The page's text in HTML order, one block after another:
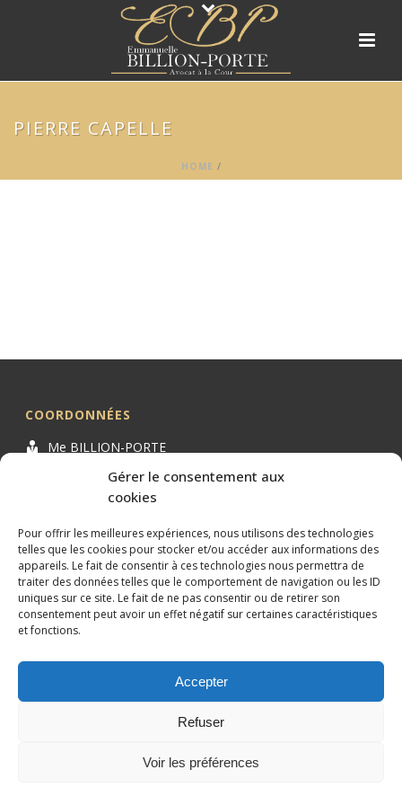
Gérer le consentement aux
cookies
Pour offrir les meilleures expériences, nous utilisons des technologies
telles que les cookies pour stocker et/ou accéder aux informations des
appareils. Le fait de consentir à ces technologies nous permettra de
traiter des données telles que le comportement de navigation ou les ID
uniques sur ce site. Le fait de ne pas consentir ou de retirer son
consentement peut avoir un effet négatif sur certaines caractéristiques
et fonctions.
Accepter
Refuser
Voir les préférences
PIERRE CAPELLE
HOME /
COORDONNÉES
Me BILLION-PORTE
Cabinet BILLION-PORTE
1 Avenue de la Gaillarde
04 99 62 19 01
09 82 63 51 79
Conception et référencement réalisés parXtremWebSiteSite
Plan du site